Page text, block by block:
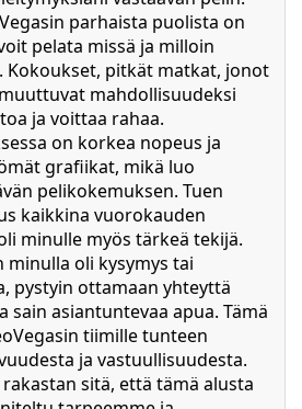
parhaista puolista on
pelata missä ja milloin
Kokoukset, pitkät matkat, jonot
mahdollisuudeksi
ja voittaa rahaa.
on korkea nopeus ja
grafiikat, mikä luo
pelikokemuksen. Tuen
kaikkina vuorokauden
minulle myös tärkeä tekijä.
minulla oli kysymys tai
pystyin ottamaan yhteyttä
sain asiantuntevaa apua. Tämä
tiimille tunteen
ja vastuullisuudesta.
rakastan sitä, että tämä alusta